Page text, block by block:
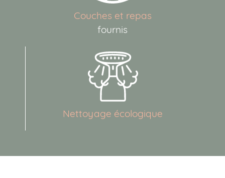
Les Berceaux de Pechbonnieu
Les Berceaux de Gragnague
Les Berceaux du Château de l’Hers
ENTREPRISES
CONTACT
Couches et repas
fournis
Nettoyage écologique